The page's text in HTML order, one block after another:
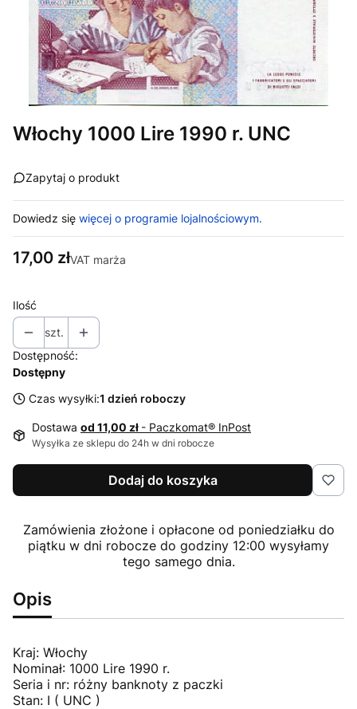
Włochy 1000 Lire 1990 r. UNC
Zapytaj o produkt
Dowiedz się więcej o programie lojalnościowym.
Cena
17,00 złVAT marża
Ilość
szt.
Dostępność:
Dostępny
Czas wysyłki:1 dzień roboczy
Dostawa od 11,00 zł - Paczkomat® InPost
Wysyłka ze sklepu do 24h w dni robocze
Dodaj do koszyka
Zamówienia złożone i opłacone od poniedziałku do
piątku w dni robocze do godziny 12:00 wysyłamy
tego samego dnia.
Opis
Kraj: Włochy
Nominał: 1000 Lire 1990 r.
Seria i nr: różny banknoty z paczki
Stan: I ( UNC )